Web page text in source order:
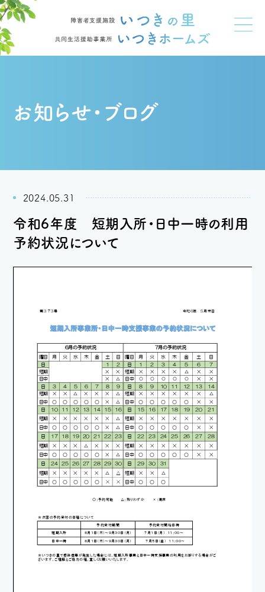
お知らせ・ブログ
2024.05.31
令和6年度 短期入所・日中一時の利用
予約状況について